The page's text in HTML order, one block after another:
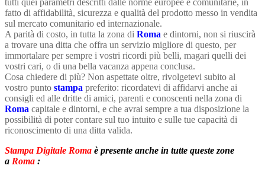
fatto di affidabilità, sicurezza e qualità del prodotto messo in vendita
sul mercato comunitario ed internazionale.
A parità di costo, in tutta la zona di Roma e dintorni, non si riuscirà
a trovare una ditta che offra un servizio migliore di questo, per
immortalare per sempre i vostri ricordi più belli, magari quelli dei
vostri cari, o di una bella vacanza appena conclusa.
Cosa chiedere di più? Non aspettate oltre, rivolgetevi subito al
vostro punto stampa preferito: ricordatevi di affidarvi anche ai
consigli ed alle dritte di amici, parenti e conoscenti nella zona di
Roma capitale e dintorni, e che avrai sempre a tua disposizione la
possibilità di poter contare sul tuo intuito e sulle tue capacità di
riconoscimento di una ditta valida.
Stampa Digitale Roma è presente anche in tutte queste zone
a Roma :